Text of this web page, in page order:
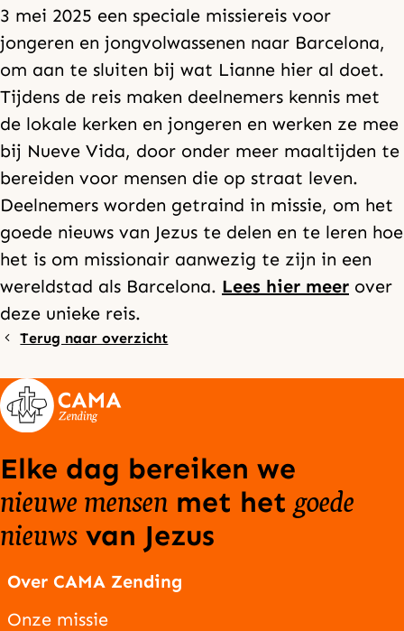
3 mei 2025 een speciale missiereis voor
jongeren en jongvolwassenen naar Barcelona,
om aan te sluiten bij wat Lianne hier al doet.
Tijdens de reis maken deelnemers kennis met
de lokale kerken en jongeren en werken ze mee
bij Nueve Vida, door onder meer maaltijden te
bereiden voor mensen die op straat leven.
Deelnemers worden getraind in missie, om het
goede nieuws van Jezus te delen en te leren hoe
het is om missionair aanwezig te zijn in een
wereldstad als Barcelona. Lees hier meer over
deze unieke reis.
Terug naar overzicht
Elke dag bereiken we
nieuwe mensen met het goede
nieuws van Jezus
Over CAMA Zending
Onze missie